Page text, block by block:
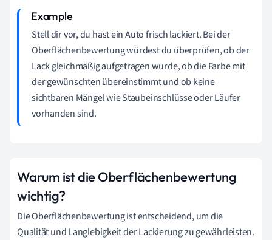
Stell dir vor, du hast ein Auto frisch lackiert. Bei der
Oberflächenbewertung würdest du überprüfen, ob der
Lack gleichmäßig aufgetragen wurde, ob die Farbe mit
der gewünschten übereinstimmt und ob keine
sichtbaren Mängel wie Staubeinschlüsse oder Läufer
vorhanden sind.
Warum ist die Oberflächenbewertung
wichtig?
Die Oberflächenbewertung ist entscheidend, um die
Qualität und Langlebigkeit der Lackierung zu gewährleisten.